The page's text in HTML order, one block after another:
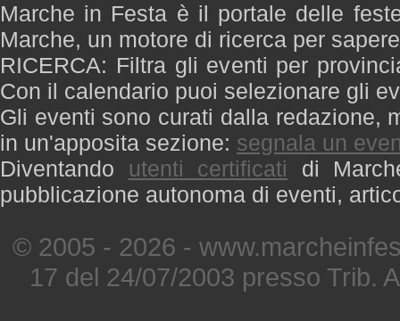
Marche in Festa è il portale delle
Marche, un motore di ricerca per
RICERCA: Filtra gli eventi per
Con il calendario puoi selezionare gli
Gli eventi sono curati dalla redazione,
in un'apposita sezione: segnala un
Diventando utenti certificati di
pubblicazione autonoma di eventi,
© 2005 - 2026 -
17 del 24/07/2003 presso Trib.